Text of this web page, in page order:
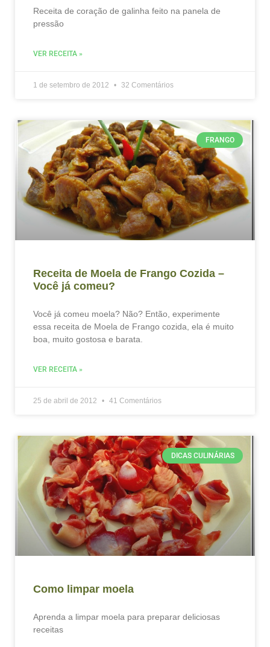
Receita de coração de galinha feito na panela de
pressão
VER RECEITA »
1 de setembro de 2012 32 Comentários
FRANGO
Receita de Moela de Frango Cozida –
Você já comeu?
Você já comeu moela? Não? Então, experimente
essa receita de Moela de Frango cozida, ela é muito
boa, muito gostosa e barata.
VER RECEITA »
25 de abril de 2012 41 Comentários
DICAS CULINÁRIAS
Como limpar moela
Aprenda a limpar moela para preparar deliciosas
receitas